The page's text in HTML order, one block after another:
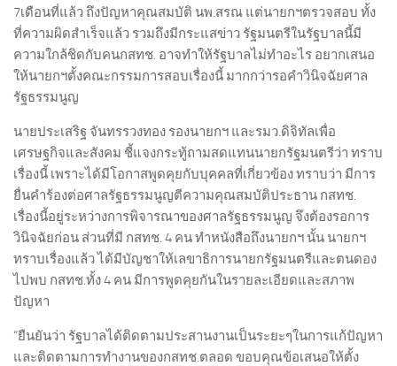
7เดือนที่แล้ว ถึงปัญหาคุณสมบัติ นพ.สรณ แต่นายกฯตรวจสอบ ทั้ง
ที่ความผิดสำเร็จแล้ว รวมถึงมีกระแสข่าว รัฐมนตรีในรัฐบาลนี้มี
ความใกล้ชิดกับคนกสทช. อาจทำให้รัฐบาลไม่ทำอะไร อยากเสนอ
ให้นายกฯตั้งคณะกรรมการสอบเรื่องนี้ มากกว่ารอคำวินิจฉัยศาล
รัฐธรรมนูญ
นายประเสริฐ จันทรรวงทอง รองนายกฯ และรมว.ดิจิทัลเพื่อ
เศรษฐกิจและสังคม ชี้แจงกระทู้ถามสดแทนนายกรัฐมนตรีว่า ทราบ
เรื่องนี้ เพราะได้มีโอกาสพูดคุยกับบุคคลที่เกี่ยวข้อง ทราบว่า มีการ
ยื่นคำร้องต่อศาลรัฐธรรมนูญตีความคุณสมบัติประธาน กสทช.
เรื่องนี้อยู่ระหว่างการพิจารณาของศาลรัฐธรรมนูญ จึงต้องรอการ
วินิจฉัยก่อน ส่วนที่มี กสทช. 4 คน ทำหนังสือถึงนายกฯ นั้น นายกฯ
ทราบเรื่องแล้ว ได้มีบัญชาให้เลขาธิการนายกรัฐมนตรีและตนดอง
ไปพบ กสทช.ทั้ง 4 คน มีการพูดคุยกันในรายละเอียดและสภาพ
ปัญหา
“ยืนยันว่า รัฐบาลได้ติดตามประสานงานเป็นระยะๆในการแก้ปัญหา
และติดตามการทำงานของกสทช.ตลอด ขอบคุณข้อเสนอให้ตั้ง